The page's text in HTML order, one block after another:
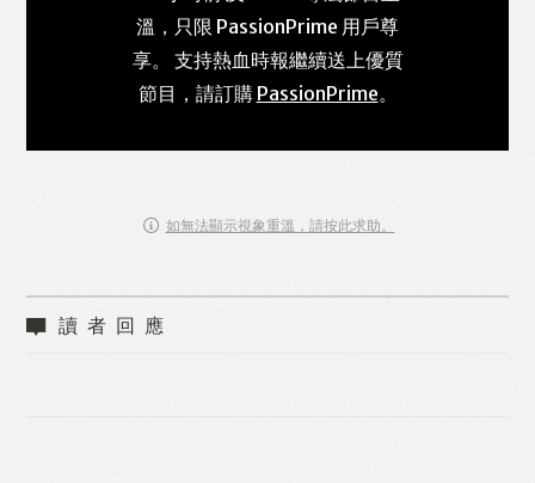
溫，只限 PassionPrime 用戶尊
享。 支持熱血時報繼續送上優質
節目，請訂購 PassionPrime。
如無法顯示視象重溫，請按此求助。
讀者回應